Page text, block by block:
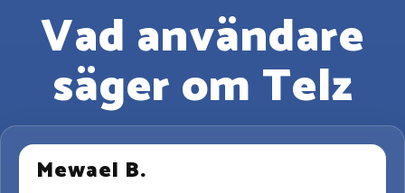
Vad användare
säger om Telz
Mewael B.